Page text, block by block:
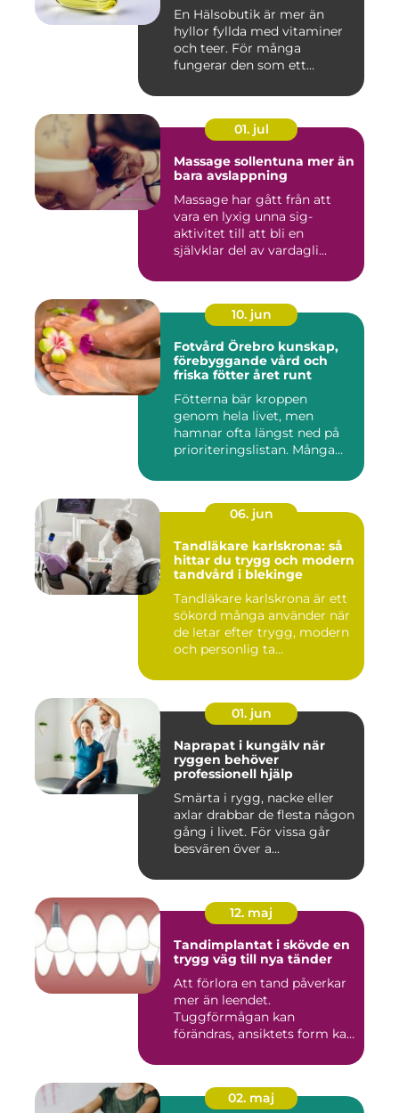
En Hälsobutik är mer än
hyllor fyllda med vitaminer
och teer. För många
fungerar den som ett
01. jul
Massage sollentuna mer än
bara avslappning
Massage har gått från att
vara en lyxig unna sig-
aktivitet till att bli en
självklar del av vardagli...
10. jun
Fotvård Örebro kunskap,
förebyggande vård och
friska fötter året runt
Fötterna bär kroppen
genom hela livet, men
hamnar ofta längst ned på
prioriteringslistan. Många
06. jun
Tandläkare karlskrona: så
hittar du trygg och modern
tandvård i blekinge
Tandläkare karlskrona är ett
sökord många använder när
de letar efter trygg, modern
och personlig ta...
01. jun
Naprapat i kungälv när
ryggen behöver
professionell hjälp
Smärta i rygg, nacke eller
axlar drabbar de flesta någon
gång i livet. För vissa går
besvären över a...
12. maj
Tandimplantat i skövde en
trygg väg till nya tänder
Att förlora en tand påverkar
mer än leendet.
Tuggförmågan kan
förändras, ansiktets form kan
02. maj